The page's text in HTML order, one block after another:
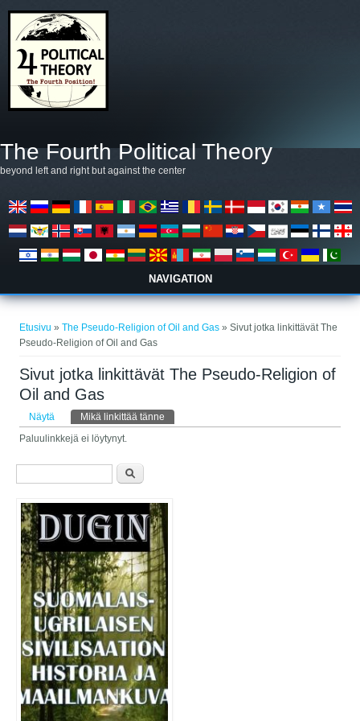
The Fourth Political Theory
beyond left and right but against the center
NAVIGATION
Etusivu »The Pseudo-Religion of Oil and Gas » Sivut jotka linkittävät The
Pseudo-Religion of Oil and Gas
Sivut jotka linkittävät The Pseudo-Religion of
Oil and Gas
Ensisijaiset välilehdet
Näytä Mikä linkittää tänne
Paluulinkkejä ei löytynyt.